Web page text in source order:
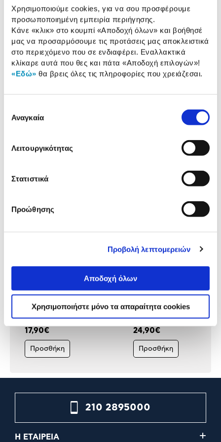
Χρησιμοποιούμε cookies, για να σου προσφέρουμε
προσωποποιημένη εμπειρία περιήγησης.
Κάνε «κλικ» στο κουμπί «Αποδοχή όλων» και βοήθησέ
μας να προσαρμόσουμε τις προτάσεις μας αποκλειστικά
στο περιεχόμενο που σε ενδιαφέρει. Εναλλακτικά
κλίκαρε αυτά που θες και πάτα «Αποδοχή επιλογών»!
«Εδώ» θα βρεις όλες τις πληροφορίες που χρειάζεσαι.
συγκατάθεσης
Αναγκαία
Λειτουργικότητας
Στατιστικά
Προώθησης
Προβολή λεπτομερειών
Αποδοχή όλων
Χρησιμοποιήστε μόνο τα απαραίτητα cookies
Multipoint: Όχι
Αναλυτική
παρουσίαση
Αναλυτική παρουσίαση
Χαρακτηριστικά
Αξιολογήσεις
προϊόν με εσένα!
Xiaomi Redmi Buds 6 Play
17,90€
Προσθήκη
Xiaomi Redmi Buds 8 Lite
24,90€
Προσθήκη
210 2895000
Η ΕΤΑΙΡΕΙΑ